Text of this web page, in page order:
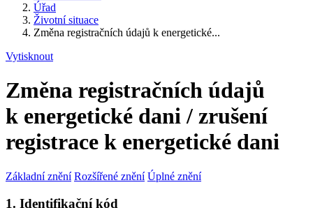
Úřad
Životní situace
Změna registračních údajů k energetické...
Vytisknout
Změna registračních údajů
k energetické dani / zrušení
registrace k energetické dani
Základní znění Rozšířené znění Úplné znění
1. Identifikační kód